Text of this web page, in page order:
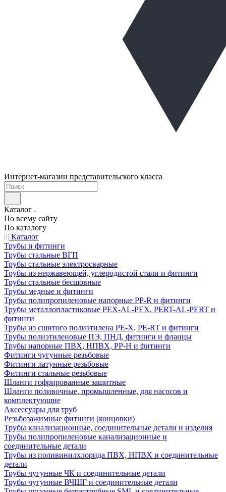
Интернет-магазин представительского класса
Каталог
По всему сайту
По каталогу
Каталог
Трубы и фитинги
Трубы стальные ВГП
Трубы стальные электросварные
Трубы из нержавеющей, углеродистой стали и фитинги
Трубы стальные бесшовные
Трубы медные и фитинги
Трубы полипропиленовые напорные PP-R и фитинги
Трубы металлопластиковые PEX-AL-PEX, PERT-AL-PERT и
фитинги
Трубы из сшитого полиэтилена PE-X, PE-RT и фитинги
Трубы полиэтиленовые ПЭ, ПНД, фитинги и фланцы
Трубы напорные ПВХ, НПВХ, PP-H и фитинги
Фитинги чугунные резьбовые
Фитинги латунные резьбовые
Фитинги стальные резьбовые
Шланги гофрированные защитные
Шланги поливочные, промышленные, для насосов и
комплектующие
Аксессуары для труб
Резьбозажимные фитинги (концовки)
Трубы канализационные, соединительные детали и изделия
Трубы полипропиленовые канализационные и
соединительные детали
Трубы из поливинилхлорида ПВХ, НПВХ и соединительные
детали
Трубы чугунные ЧК и соединительные детали
Трубы чугунные ВЧШГ и соединительные детали